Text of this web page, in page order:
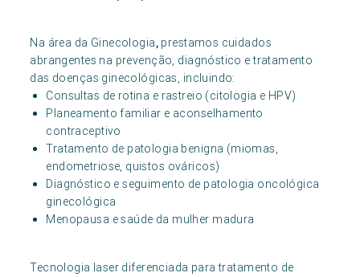
Na área da Ginecologia, prestamos cuidados
abrangentes na prevenção, diagnóstico e tratamento
das doenças ginecológicas, incluindo:
Consultas de rotina e rastreio (citologia e HPV)
Planeamento familiar e aconselhamento
contraceptivo
Tratamento de patologia benigna (miomas,
endometriose, quistos ováricos)
Diagnóstico e seguimento de patologia oncológica
ginecológica
Menopausa e saúde da mulher madura
Tecnologia laser diferenciada para tratamento de